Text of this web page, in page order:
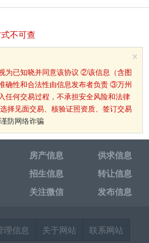
不可查
×
为已知晓并同意该协议 ②该信息（含图
确性和合法性由信息发布者负责 ③万州
任何交易过程，不承担安全风险和法律
择见面交易、核验证照资质、签订交易
防网络诈骗
房产信息
供求信息
招生信息
转让信息
关注微信 发布信息
理信息 关于网站 联系网站